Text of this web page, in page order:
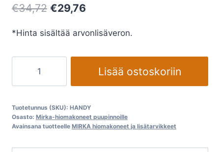
€34,72 Alkuperäinen
oli:
€34,72.
€29,76
on:
€29,76.
*Hinta sisältää arvonlisäveron.
hiomatuki
Handy
x230
mm
Lisää ostoskoriin
Tuotetunnus (SKU): HANDY
Osasto: Mirka-hiomakoneet puupinnoille
Avainsana tuotteelle MIRKA hiomakoneet ja lisätarvikkeet